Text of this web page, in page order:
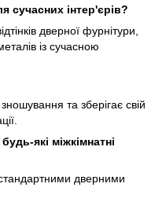
сучасних інтер'єрів?
дверної фурнітури,
із сучасною
та зберігає свій
які міжкімнатні
стандартними дверними